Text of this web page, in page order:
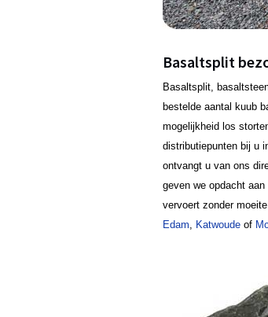
Basaltsplit
Basaltsplit,
bestelde aantal kuub
mogelijkheid los
distributiepunten bij u
ontvangt u van ons
geven we opdacht
vervoert zonder
Edam, Katwoude of